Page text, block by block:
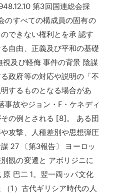
第3回国連総会採
のすべての構成員の固有の
できない権利とを承 認す
自由、正義及び平和の基礎
及び軽侮 事件の背景 陰謀
政府等の対応や説明の「不
するものとなる場合があ
事故やジョン・F・ケネディ
の例とされる [8]。 ある団
攻撃、人種差別や思想弾圧
27 〔第3報告〕 ヨーロッ
観の変遷と アボリジニに
巴二 1。翌一両ッパ文化
1）古代ギリシア時代の人